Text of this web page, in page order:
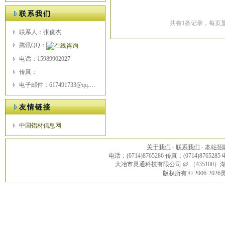
联系我们
联系人：张俊杰
腾讯QQ：
电话：15989902027
传真：
电子邮件：617491733@qq.com
友情链接
中国铝材信息网
共有1条记录，每页
关于我们 - 联系我们 - 本站招
电话：(0714)8765286 传真：(0714)8765285
大冶市灵通科技有限公司 @ （435100
版权所有 © 2006-2026